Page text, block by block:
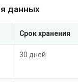
данных
Срок хранения
30 дней